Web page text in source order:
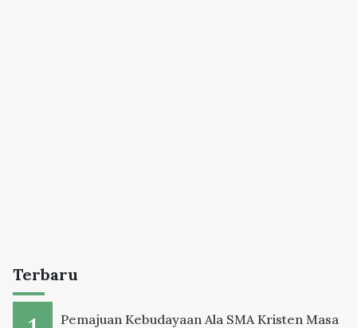
Terbaru
Pemajuan Kebudayaan Ala SMA Kristen Masa